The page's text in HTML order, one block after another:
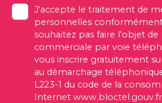
J'accepte le traitement de
personnelles conformément
souhaitez pas faire l'objet
commerciale par voie
vous inscrire gratuitement
au démarchage
L223-1 du code de la
Internet